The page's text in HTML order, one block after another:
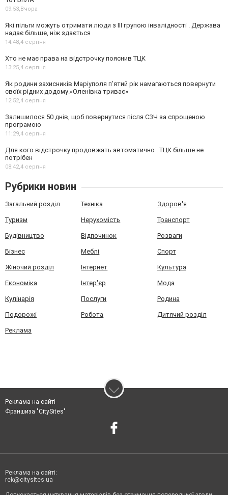
09:53, Вчора
Які пільги можуть отримати люди з III групою інвалідності . Держава
надає більше, ніж здається
14:48,4 серпня
Хто не має права на відстрочку пояснив ТЦК
13:25,4 серпня
Як родини захисників Маріуполя пʼятий рік намагаються повернути
своїх рідних додому.«Оленівка триває»
12:52,4 серпня
Залишилося 50 днів, щоб повернутися після СЗЧ за спрощеною
програмою
11:29,4 серпня
Для кого відстрочку продовжать автоматично . ТЦК більше не
потрібен
08:42,4 серпня
Рубрики новин
Загальний розділ Техніка Здоров'я
Туризм Нерухомість Транспорт
Будівництво Відпочинок Розваги
Бізнес Меблі Спорт
Жіночий розділ Інтернет Культура
Економіка Інтер'єр Мода
Кулінарія Послуги Родина
Подорожі Робота Дитячий розділ
Реклама
Реклама на сайті
Франшиза "CitySites"
Реклама на сайті:
rek@citysites.ua